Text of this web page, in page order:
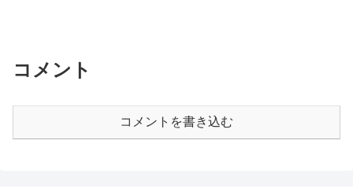
コメント
コメントを書き込む